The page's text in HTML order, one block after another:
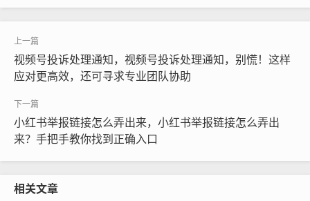
短视频代举报
@作品代处理
微信咨询
本文链接：https://log.rtcyy.com/post/156861.html
视频号投诉处理通知，视频号投诉处理通知，别慌！这样
应对更高效，还可寻求专业团队协助
小红书举报链接怎么弄出来，小红书举报链接怎么弄出
来？手把手教你找到正确入口
相关文章